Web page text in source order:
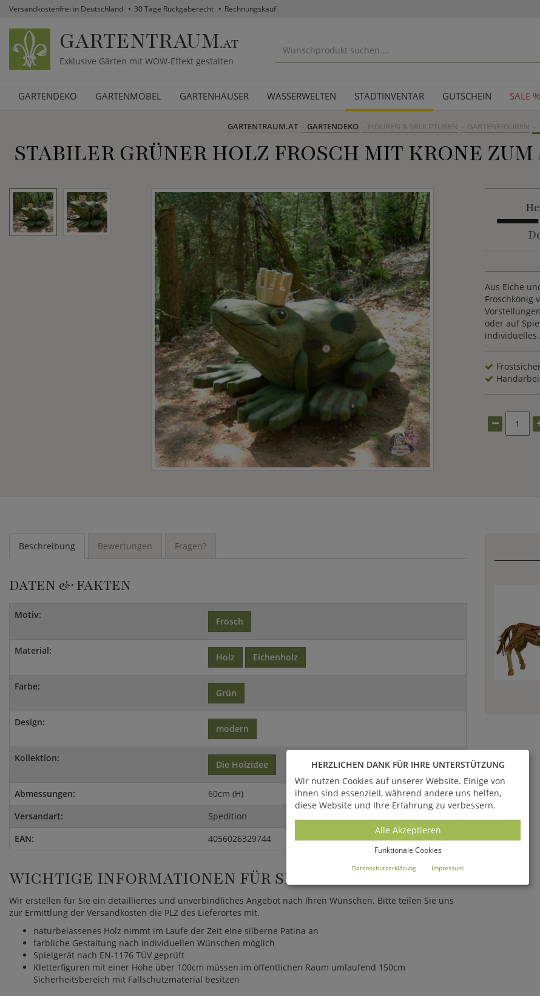
Versandkostenfrei in Deutschland 30 Tage Rückgaberecht Rechnungskauf
GARTENTRAUM.AT
Exklusive Gärten mit WOW-Effekt gestalten
GARTENDEKO GARTENMÖBEL GARTENHÄUSER WASSERWELTEN STADTINVENTAR GUTSCHEIN SALE %
GARTENTRAUM.AT GARTENDEKO FIGUREN & SKULPTUREN GARTENFIGUREN
STABILER GRÜNER HOLZ FROSCH MIT KRONE
Aus Eiche
Froschkönig
oder auf
individuelles
Beschreibung Bewertungen Fragen?
DATEN & FAKTEN
Motiv:
Frosch
Material:
Holz Eichenholz
Farbe:
Grün
Design:
modern
Kollektion:
Die Holzidee
Abmessungen:
60cm (H)
Versandart:
Spedition
EAN:
4056026329744
WICHTIGE INFORMATIONEN FÜR SIE AUF EINEN BLICK
Wir erstellen für Sie ein detailliertes und unverbindliches Angebot nach Ihren Wünschen. Bitte teilen Sie uns
zur Ermittlung der Versandkosten die PLZ des Lieferortes mit.
naturbelassenes Holz nimmt im Laufe der Zeit eine silberne Patina an
farbliche Gestaltung nach individuellen Wünschen möglich
Spielgerät nach EN-1176 TÜV geprüft
Kletterfiguren mit einer Höhe über 100cm müssen im öffentlichen Raum umlaufend 150cm
Sicherheitsbereich mit Fallschutzmaterial besitzen
HERZLICHEN DANK FÜR IHRE UNTERSTÜTZUNG
Wir nutzen Cookies auf unserer Website. Einige von
ihnen sind essenziell, während andere uns helfen,
diese Website und Ihre Erfahrung zu verbessern.
Alle Akzeptieren
Funktionale Cookies
Datenschutzerklärung Impressum